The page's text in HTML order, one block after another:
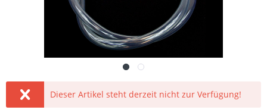
Dieser Artikel steht derzeit nicht zur Verfügung!